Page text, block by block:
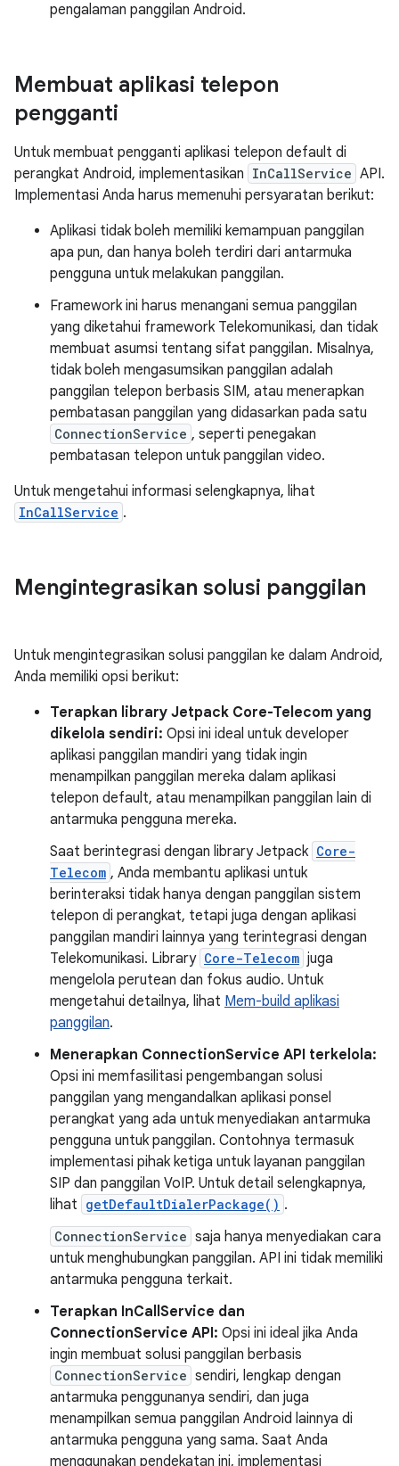
pengalaman panggilan Android.
Membuat aplikasi telepon
pengganti
Untuk membuat pengganti aplikasi telepon default di
perangkat Android, implementasikan InCallService API.
Implementasi Anda harus memenuhi persyaratan berikut:
Aplikasi tidak boleh memiliki kemampuan panggilan
apa pun, dan hanya boleh terdiri dari antarmuka
pengguna untuk melakukan panggilan.
Framework ini harus menangani semua panggilan
yang diketahui framework Telekomunikasi, dan tidak
membuat asumsi tentang sifat panggilan. Misalnya,
tidak boleh mengasumsikan panggilan adalah
panggilan telepon berbasis SIM, atau menerapkan
pembatasan panggilan yang didasarkan pada satu
ConnectionService , seperti penegakan
pembatasan telepon untuk panggilan video.
Untuk mengetahui informasi selengkapnya, lihat
InCallService .
Mengintegrasikan solusi panggilan
Untuk mengintegrasikan solusi panggilan ke dalam Android,
Anda memiliki opsi berikut:
Terapkan library Jetpack Core-Telecom yang
dikelola sendiri: Opsi ini ideal untuk developer
aplikasi panggilan mandiri yang tidak ingin
menampilkan panggilan mereka dalam aplikasi
telepon default, atau menampilkan panggilan lain di
antarmuka pengguna mereka.
Saat berintegrasi dengan library Jetpack Core-
Telecom , Anda membantu aplikasi untuk
berinteraksi tidak hanya dengan panggilan sistem
telepon di perangkat, tetapi juga dengan aplikasi
panggilan mandiri lainnya yang terintegrasi dengan
Telekomunikasi. Library Core-Telecom juga
mengelola perutean dan fokus audio. Untuk
mengetahui detailnya, lihat Mem-build aplikasi
panggilan.
Menerapkan ConnectionService API terkelola:
Opsi ini memfasilitasi pengembangan solusi
panggilan yang mengandalkan aplikasi ponsel
perangkat yang ada untuk menyediakan antarmuka
pengguna untuk panggilan. Contohnya termasuk
implementasi pihak ketiga untuk layanan panggilan
SIP dan panggilan VoIP. Untuk detail selengkapnya,
lihat getDefaultDialerPackage() .
ConnectionService saja hanya menyediakan cara
untuk menghubungkan panggilan. API ini tidak memiliki
antarmuka pengguna terkait.
Terapkan InCallService dan
ConnectionService API: Opsi ini ideal jika Anda
ingin membuat solusi panggilan berbasis
ConnectionService sendiri, lengkap dengan
antarmuka penggunanya sendiri, dan juga
menampilkan semua panggilan Android lainnya di
antarmuka pengguna yang sama. Saat Anda
menggunakan pendekatan ini, implementasi